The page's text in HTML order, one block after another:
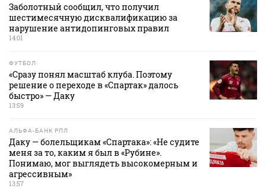
Заболотный сообщил, что получил
шестимесячную дисквалификацию за
нарушение антидопинговых правил
14:01
ФУТБОЛ
«Сразу понял масштаб клуба. Поэтому
решение о переходе в «Спартак» далось
быстро» — Даку
13:59
АЛЬФА-БАНК РПЛ
Даку — болельщикам «Спартака»: «Не судите
меня за то, каким я был в «Рубине».
Понимаю, мог выглядеть высокомерным и
агрессивным»
13:57